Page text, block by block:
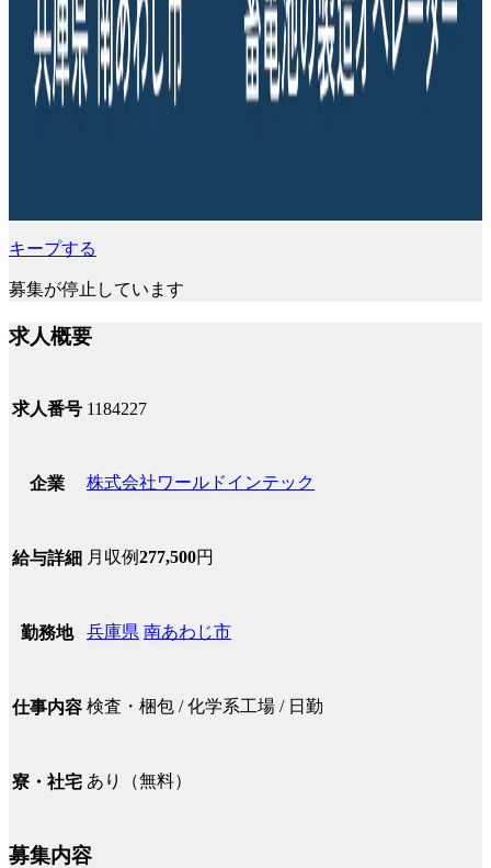
キープする
募集が停止しています
求人概要
求人番号 1184227
企業 株式会社ワールドインテック
給与詳細 月収例277,500円
勤務地 兵庫県 南あわじ市
仕事内容 検査・梱包 / 化学系工場 / 日勤
寮・社宅 あり（無料）
募集内容